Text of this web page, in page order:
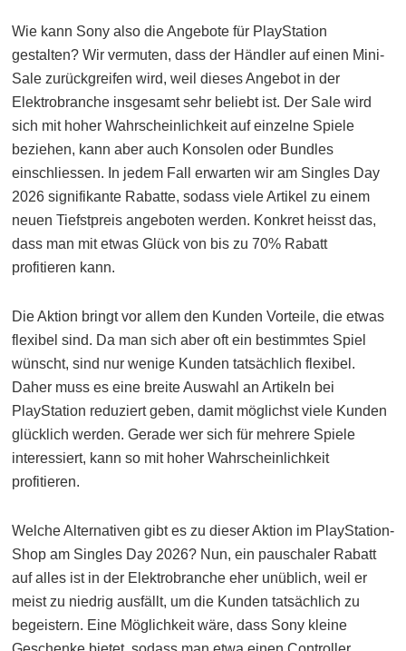
Wie kann Sony also die Angebote für PlayStation
gestalten? Wir vermuten, dass der Händler auf einen Mini-
Sale zurückgreifen wird, weil dieses Angebot in der
Elektrobranche insgesamt sehr beliebt ist. Der Sale wird
sich mit hoher Wahrscheinlichkeit auf einzelne Spiele
beziehen, kann aber auch Konsolen oder Bundles
einschliessen. In jedem Fall erwarten wir am Singles Day
2026 signifikante Rabatte, sodass viele Artikel zu einem
neuen Tiefstpreis angeboten werden. Konkret heisst das,
dass man mit etwas Glück von bis zu 70% Rabatt
profitieren kann.
Die Aktion bringt vor allem den Kunden Vorteile, die etwas
flexibel sind. Da man sich aber oft ein bestimmtes Spiel
wünscht, sind nur wenige Kunden tatsächlich flexibel.
Daher muss es eine breite Auswahl an Artikeln bei
PlayStation reduziert geben, damit möglichst viele Kunden
glücklich werden. Gerade wer sich für mehrere Spiele
interessiert, kann so mit hoher Wahrscheinlichkeit
profitieren.
Welche Alternativen gibt es zu dieser Aktion im PlayStation-
Shop am Singles Day 2026? Nun, ein pauschaler Rabatt
auf alles ist in der Elektrobranche eher unüblich, weil er
meist zu niedrig ausfällt, um die Kunden tatsächlich zu
begeistern. Eine Möglichkeit wäre, dass Sony kleine